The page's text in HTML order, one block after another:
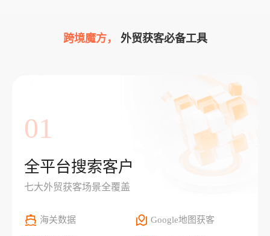
跨境魔方， 外贸获客必备工具
01
全平台搜索客户
七大外贸获客场景全覆盖
海关数据 Google地图获客